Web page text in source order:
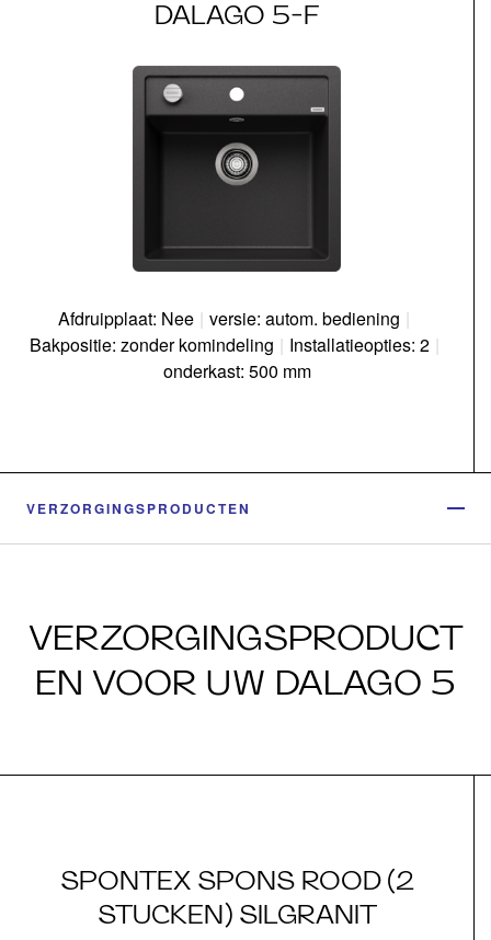
DALAGO 5-F
Afdruipplaat: Nee | versie: autom. bediening |
Bakpositie: zonder komindeling | Installatieopties: 2 |
onderkast: 500 mm
VERZORGINGSPRODUCTEN
VERZORGINGSPRODUCT
EN VOOR UW DALAGO 5
SPONTEX SPONS ROOD (2
STUCKEN) SILGRANIT